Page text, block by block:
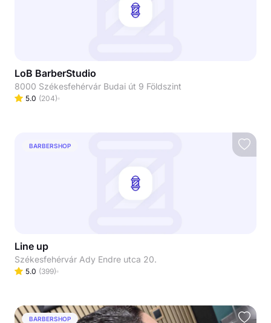
LoB BarberStudio
8000 Székesfehérvár Budai út 9 Földszint
5.0 (204)
BARBERSHOP
Line up
Székesfehérvár Ady Endre utca 20.
5.0 (399)
BARBERSHOP